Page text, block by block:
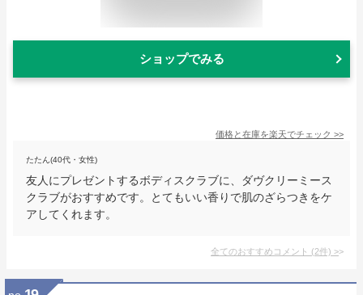
ショップでみる
価格と在庫を楽天でチェック >>
たたん(40代・女性)
友人にプレゼントするボディスクラブに、ダヴクリーミース
クラブがおすすめです。とてもいい香りで肌のざらつきをケ
アしてくれます。
全てのおすすめコメント (2件) >